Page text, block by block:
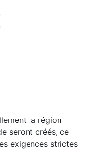
la région
seront créés, ce
exigences strictes